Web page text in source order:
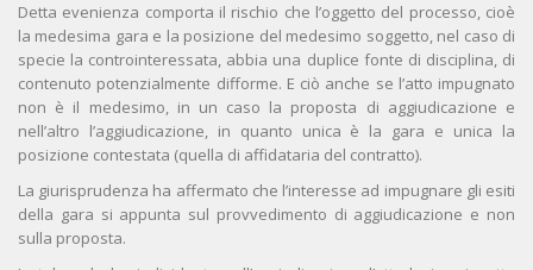
Detta evenienza comporta il rischio che l’oggetto del processo, cioè
la medesima gara e la posizione del medesimo soggetto, nel caso di
specie la controinteressata, abbia una duplice fonte di disciplina, di
contenuto potenzialmente difforme. E ciò anche se l’atto impugnato
non è il medesimo, in un caso la proposta di aggiudicazione e
nell’altro l’aggiudicazione, in quanto unica è la gara e unica la
posizione contestata (quella di affidataria del contratto).
La giurisprudenza ha affermato che l’interesse ad impugnare gli esiti
della gara si appunta sul provvedimento di aggiudicazione e non
sulla proposta.